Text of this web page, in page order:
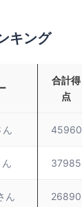
キング
合計得
点
ん 45960
37985
ん 26890